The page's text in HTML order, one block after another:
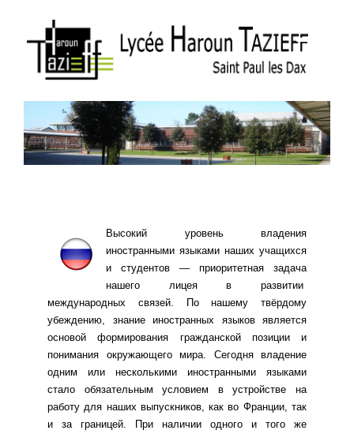
Высокий уровень владения
иностранными языками наших учащихся
и студентов — приоритетная задача
нашего лицея в развитии
международных связей. По нашему твёрдому
убеждению, знание иностранных языков является
основой формирования гражданской позиции и
понимания окружающего мира. Сегодня владение
одним или несколькими иностранными языками
стало обязательным условием в устройстве на
работу для наших выпускников, как во Франции, так
и за границей. При наличии одного и того же